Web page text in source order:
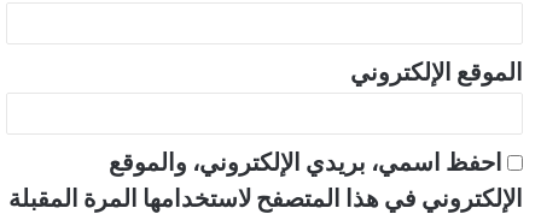
الموقع الإلكتروني
احفظ اسمي، بريدي الإلكتروني، والموقع
الإلكتروني في هذا المتصفح لاستخدامها المرة المقبلة